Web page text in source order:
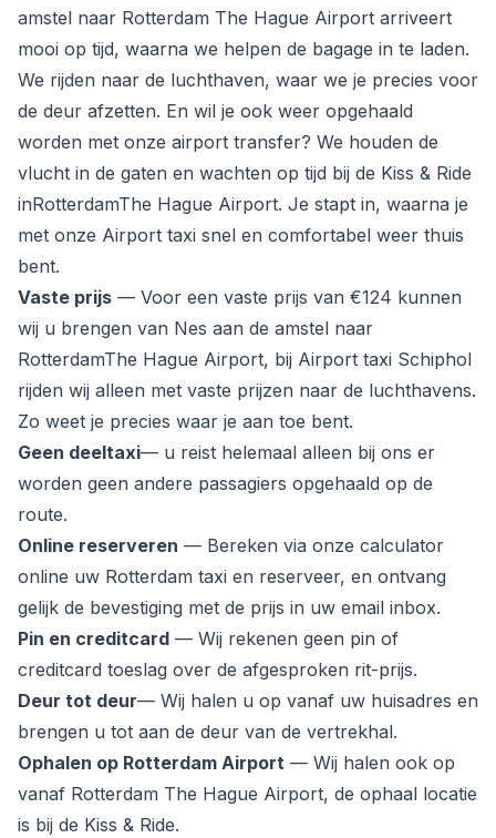
amstel naar Rotterdam The Hague Airport arriveert
mooi op tijd, waarna we helpen de bagage in te laden.
We rijden naar de luchthaven, waar we je precies voor
de deur afzetten. En wil je ook weer opgehaald
worden met onze airport transfer? We houden de
vlucht in de gaten en wachten op tijd bij de Kiss & Ride
inRotterdamThe Hague Airport. Je stapt in, waarna je
met onze Airport taxi snel en comfortabel weer thuis
bent.
Vaste prijs — Voor een vaste prijs van €124 kunnen
wij u brengen van Nes aan de amstel naar
RotterdamThe Hague Airport, bij Airport taxi Schiphol
rijden wij alleen met vaste prijzen naar de luchthavens.
Zo weet je precies waar je aan toe bent.
Geen deeltaxi— u reist helemaal alleen bij ons er
worden geen andere passagiers opgehaald op de
route.
Online reserveren — Bereken via onze calculator
online uw Rotterdam taxi en reserveer, en ontvang
gelijk de bevestiging met de prijs in uw email inbox.
Pin en creditcard — Wij rekenen geen pin of
creditcard toeslag over de afgesproken rit-prijs.
Deur tot deur— Wij halen u op vanaf uw huisadres en
brengen u tot aan de deur van de vertrekhal.
Ophalen op Rotterdam Airport — Wij halen ook op
vanaf Rotterdam The Hague Airport, de ophaal locatie
is bij de Kiss & Ride.